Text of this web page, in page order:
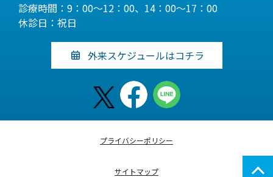
診療時間：9：00～12：00、14：00～17：00
休診日：祝日
外来スケジュールはコチラ
プライバシーポリシー
サイトマップ